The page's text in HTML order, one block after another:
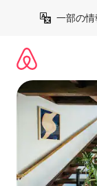
一部の情